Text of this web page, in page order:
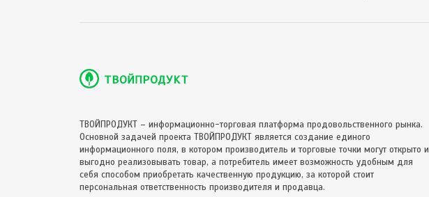
ТВОЙПРОДУКТ – информационно-торговая платформа продовольственного рынка.
Основной задачей проекта ТВОЙПРОДУКТ является создание единого
информационного поля, в котором производитель и торговые точки могут открыто и
выгодно реализовывать товар, а потребитель имеет возможность удобным для
себя способом приобретать качественную продукцию, за которой стоит
персональная ответственность производителя и продавца.